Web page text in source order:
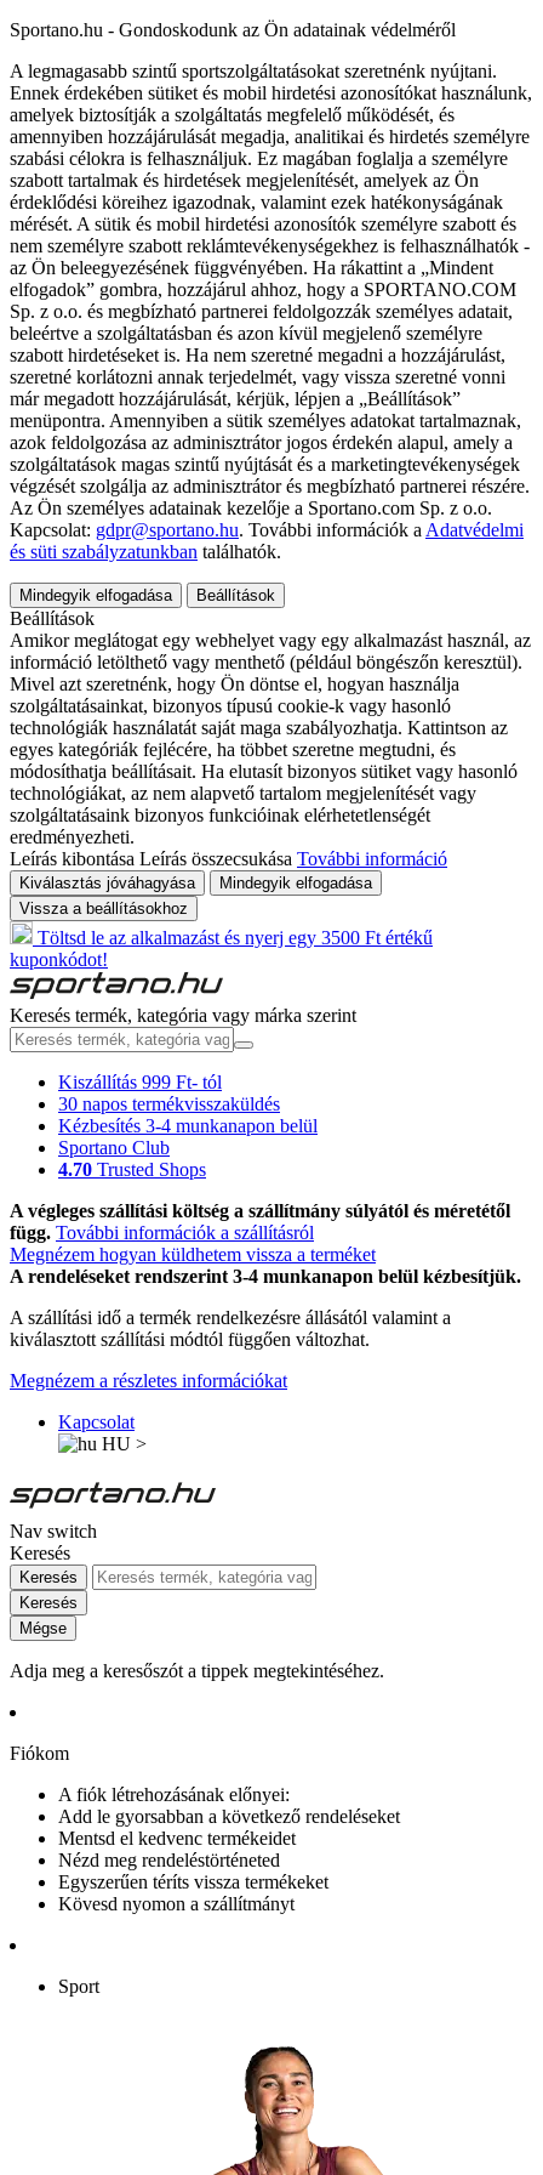
Sportano.hu - Gondoskodunk az Ön adatainak védelméről
A legmagasabb szintű sportszolgáltatásokat szeretnénk nyújtani.
Ennek érdekében sütiket és mobil hirdetési azonosítókat használunk,
amelyek biztosítják a szolgáltatás megfelelő működését, és
amennyiben hozzájárulását megadja, analitikai és hirdetés személyre
szabási célokra is felhasználjuk. Ez magában foglalja a személyre
szabott tartalmak és hirdetések megjelenítését, amelyek az Ön
érdeklődési köreihez igazodnak, valamint ezek hatékonyságának
mérését. A sütik és mobil hirdetési azonosítók személyre szabott és
nem személyre szabott reklámtevékenységekhez is felhasználhatók -
az Ön beleegyezésének függvényében. Ha rákattint a „Mindent
elfogadok” gombra, hozzájárul ahhoz, hogy a SPORTANO.COM
Sp. z o.o. és megbízható partnerei feldolgozzák személyes adatait,
beleértve a szolgáltatásban és azon kívül megjelenő személyre
szabott hirdetéseket is. Ha nem szeretné megadni a hozzájárulást,
szeretné korlátozni annak terjedelmét, vagy vissza szeretné vonni
már megadott hozzájárulását, kérjük, lépjen a „Beállítások”
menüpontra. Amennyiben a sütik személyes adatokat tartalmaznak,
azok feldolgozása az adminisztrátor jogos érdekén alapul, amely a
szolgáltatások magas szintű nyújtását és a marketingtevékenységek
végzését szolgálja az adminisztrátor és megbízható partnerei részére.
Az Ön személyes adatainak kezelője a Sportano.com Sp. z o.o.
Kapcsolat: gdpr@sportano.hu. További információk a Adatvédelmi
és süti szabályzatunkban találhatók.
Mindegyik elfogadása Beállítások
Beállítások
Amikor meglátogat egy webhelyet vagy egy alkalmazást használ, az
információ letölthető vagy menthető (például böngészőn keresztül).
Mivel azt szeretnénk, hogy Ön döntse el, hogyan használja
szolgáltatásainkat, bizonyos típusú cookie-k vagy hasonló
technológiák használatát saját maga szabályozhatja. Kattintson az
egyes kategóriák fejlécére, ha többet szeretne megtudni, és
módosíthatja beállításait. Ha elutasít bizonyos sütiket vagy hasonló
technológiákat, az nem alapvető tartalom megjelenítését vagy
szolgáltatásaink bizonyos funkcióinak elérhetetlenségét
eredményezheti.
Leírás kibontása Leírás összecsukása További információ
Kiválasztás jóváhagyása
Mindegyik elfogadása
Vissza a beállításokhoz
Töltsd le az alkalmazást és nyerj egy 3500 Ft értékű
kuponkódot!
Keresés termék, kategória vagy márka szerint
Kiszállítás 999 Ft- tól
30 napos termékvisszaküldés
Kézbesítés 3-4 munkanapon belül
Sportano Club
4.70 Trusted Shops
A végleges szállítási költség a szállítmány súlyától és méretétől
függ. További információk a szállításról
Megnézem hogyan küldhetem vissza a terméket
A rendeléseket rendszerint 3-4 munkanapon belül kézbesítjük.
A szállítási idő a termék rendelkezésre állásától valamint a
kiválasztott szállítási módtól függően változhat.
Megnézem a részletes információkat
Kapcsolat
HU >
Nav switch
Keresés
Keresés
Keresés
Mégse
Adja meg a keresőszót a tippek megtekintéséhez.
Fiókom
A fiók létrehozásának előnyei:
Add le gyorsabban a következő rendeléseket
Mentsd el kedvenc termékeidet
Nézd meg rendeléstörténeted
Egyszerűen téríts vissza termékeket
Kövesd nyomon a szállítmányt
Sport